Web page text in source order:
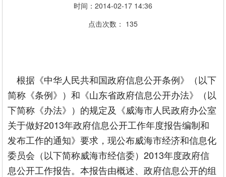
时间： 2014-02-17 14:36
点击次数： 135
根据《中华人民共和国政府信息公开条例》（以下
简称《条例》）和《山东省政府信息公开办法》（以
下简称《办法》）的规定及《威海市人民政府办公室
关于做好2013年政府信息公开工作年度报告编制和
发布工作的通知》要求，现公布威海市经济和信息化
委员会（以下简称威海市经信委）2013年度政府信
息公开工作报告。本报告由概述、政府信息公开的组